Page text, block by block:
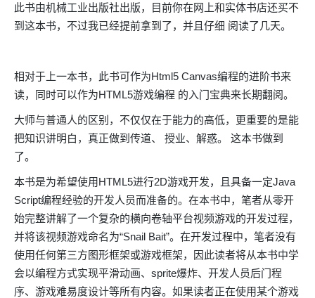
此书由机械工业出版社出版，目前你在网上和实体书店还买不
到这本书，不过我已经提前拿到了，并且仔细 阅读了几天。
相对于上一本书，此书可作为Html5 Canvas编程的进阶书来
读，同时可以作为HTML5游戏编程 的入门宝典来长期翻阅。
大师与普通人的区别，不仅仅在于能力的高低，更重要的是能
把知识讲明白，真正做到传道、 授业、解惑。 这本书做到
了。
本书是为希望使用HTML5进行2D游戏开发，且具备一定Java
Script编程经验的开发人员而准备的。在本书中，笔者从零开
始完整讲解了一个复杂的横向卷轴平台视频游戏的开发过程，
并将该视频游戏命名为“Snail Bait”。在开发过程中，笔者没有
使用任何第三方图形框架或游戏框架，因此读者将从本书中学
会以编程方式实现平滑动画、sprite爆炸、开发人员后门程
序、游戏难易度设计等所有内容。如果读者正在使用某个游戏